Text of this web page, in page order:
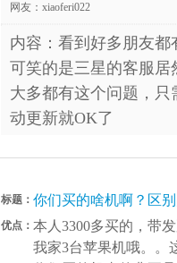
网友： xiaoferi022
内容：看到好多朋友
可笑的是三星的客服
大多都有这个问题，
动更新就OK了
标题： 你们买的啥机啊？区
优点： 本人3300多买的，带
我家3台苹果机哦。。